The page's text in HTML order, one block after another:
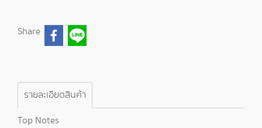
Share
รายละเอียดสินค้า
Top Notes